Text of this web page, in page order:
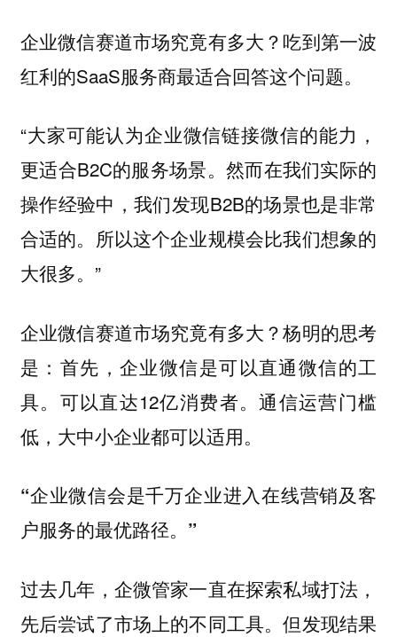
企业微信赛道市场究竟有多大？吃到第一波
红利的SaaS服务商最适合回答这个问题。
“大家可能认为企业微信链接微信的能力，
更适合B2C的服务场景。然而在我们实际的
操作经验中，我们发现B2B的场景也是非常
合适的。所以这个企业规模会比我们想象的
大很多。”
企业微信赛道市场究竟有多大？杨明的思考
是：首先，企业微信是可以直通微信的工
具。可以直达12亿消费者。通信运营门槛
低，大中小企业都可以适用。
“企业微信会是千万企业进入在线营销及客
户服务的最优路径。”
过去几年，企微管家一直在探索私域打法，
先后尝试了市场上的不同工具。但发现结果